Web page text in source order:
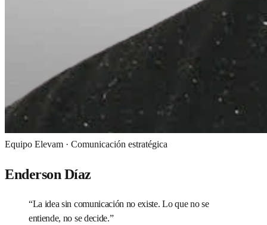
Equipo Elevam · Comunicación estratégica
Enderson Díaz
“La idea sin comunicación no existe. Lo que no se
entiende, no se decide.”